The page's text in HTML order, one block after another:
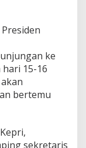
ke
hari 15-16
bertemu
sekretaris